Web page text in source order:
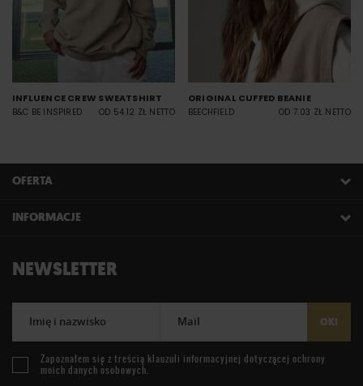
INFLUENCE CREW SWEATSHIRT
B&C BE INSPIRED OD 54.12 ZŁ NETTO
ORIGINAL CUFFED BEANIE
BEECHFIELD OD 7.03 ZŁ NETTO
OFERTA
INFORMACJE
NEWSLETTER
Imię i nazwisko Mail OK!
Zapoznałem się z treścią klauzuli informacyjnej dotyczącej ochrony
moich danych osobowych.